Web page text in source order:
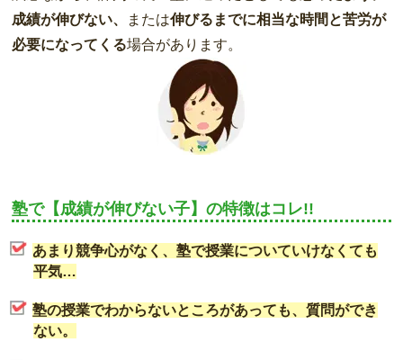
成績が伸びない、
または伸びるまでに相当な時間と苦労が
必要になってくる場合があります。
塾で【成績が伸びない子】の特徴はコレ!!
あまり競争心がなく、塾で授業についていけなくても
平気…
塾の授業でわからないところがあっても、質問ができ
ない。